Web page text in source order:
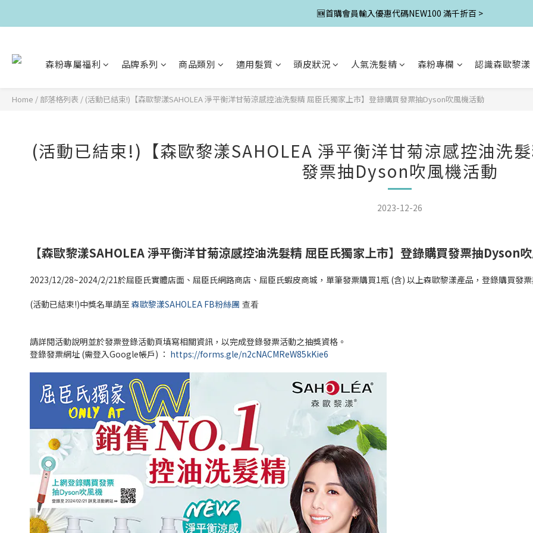
🆕首購會員輸入優惠代碼NEW100 滿千折百 >
森粉專屬福利 品牌系列 商品類別 適用髮質 頭皮狀況 人氣洗髮精 森粉專欄 認識森歐黎漾
Home / 部落格列表 / (活動已結束!)【森歐黎漾SAHOLEA 淨平衡洋甘菊涼感控油洗髮精 屈臣氏獨家上市】登錄購買發票抽Dyson吹風機活動
(活動已結束!)【森歐黎漾SAHOLEA 淨平衡洋甘菊涼感控油洗
發票抽Dyson吹風機活動
2023-12-26
【森歐黎漾SAHOLEA 淨平衡洋甘菊涼感控油洗髮精 屈臣氏獨家上市】登錄購買發票抽Dyson
2023/12/28~2024/2/21於屈臣氏實體店面、屈臣氏網路商店、屈臣氏蝦皮商城，單筆發票購買1瓶 (含) 以上森歐黎漾產品，登錄購買發
(活動已結束!)中獎名單請至森歐黎漾SAHOLEA FB粉絲團 查看
請詳閱活動說明並於發票登錄活動頁填寫相關資訊，以完成登錄發票活動之抽獎資格。
登錄發票網址 (需登入Google帳戶) ： https://forms.gle/n2cNACMReW85kKie6